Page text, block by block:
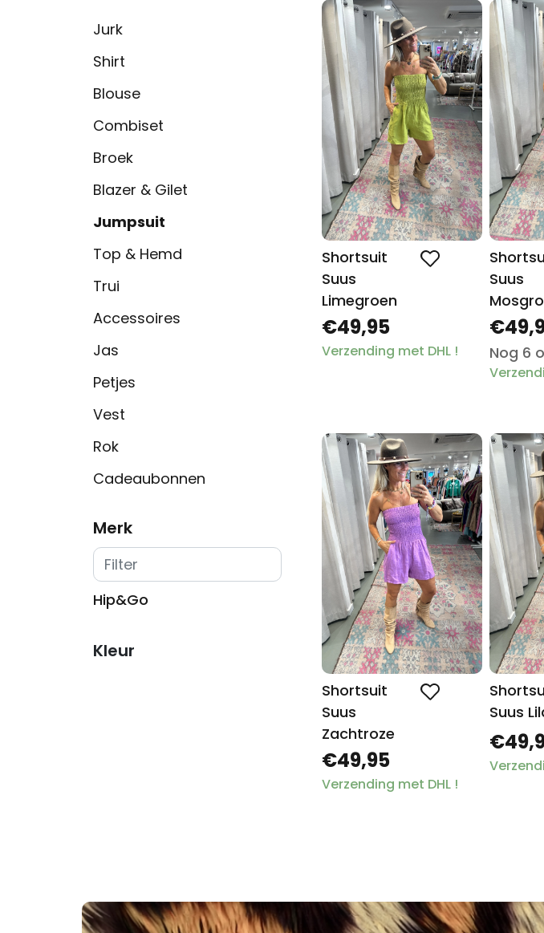
Jurk
Shirt
Blouse
Combiset
Broek
Blazer & Gilet
Jumpsuit
Top & Hemd
Trui
Accessoires
Jas
Petjes
Vest
Rok
Cadeaubonnen
Merk
Hip&Go
Kleur
Shortsuit
Suus
Limegroen
€49,95
Verzending met DHL !
Suus
Nog 6
Shortsuit
Suus
Zachtroze
€49,95
Verzending met DHL !
Suus